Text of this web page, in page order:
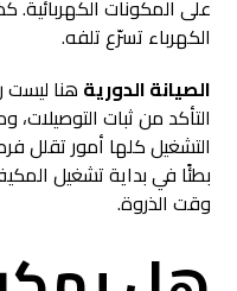
على المكونات الكهربائية.
الكهرباء تسرّع تلفه.
الصيانة الدورية هنا ليست
التأكد من ثبات
التشغيل كلها أمور تقلل
بطئًا في بداية تشغيل
وقت الذروة.